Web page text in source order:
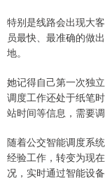
特别是线路会出现大
员最快、最准确的做
地。
她记得自己第一次独
调度工作还处于纸笔
站时间等信息，需要
随着公交智能调度系
经验工作，转变为现
况，实时通过智能设备